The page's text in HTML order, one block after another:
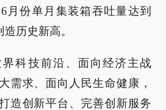
月份单月集装箱吞吐量达到
历史新高。
科技前沿、面向经济主战
需求、面向人民生命健康，
造创新平台、完善创新服务